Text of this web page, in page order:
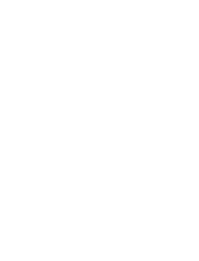
をご利用ください。